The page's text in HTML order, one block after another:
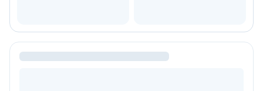
Ceai
Bacanie
BLACK FRIDAY